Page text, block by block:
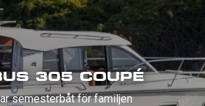
305 COUPÉ
semesterbåt för familjen